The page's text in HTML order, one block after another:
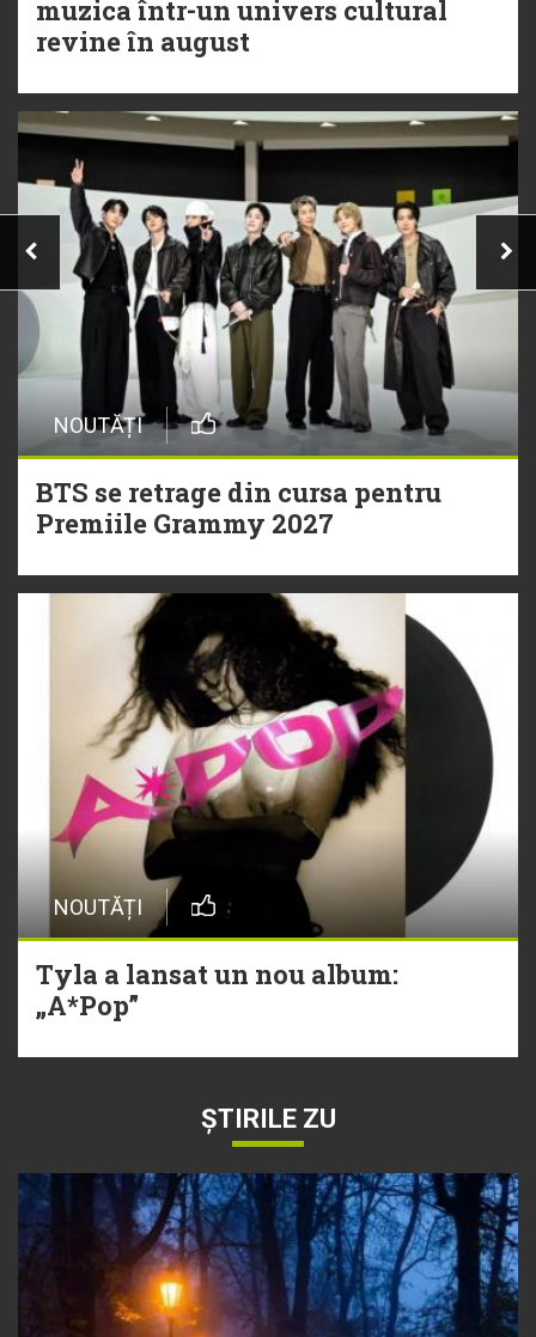
muzica într-un univers cultural
revine în august
NOUTĂȚI
BTS se retrage din cursa pentru
Premiile Grammy 2027
NOUTĂȚI
Tyla a lansat un nou album:
„A*Pop”
ȘTIRILE ZU